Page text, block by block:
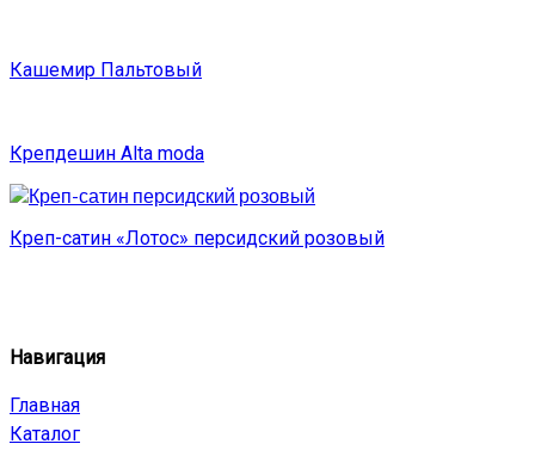
Кашемир Пальтовый
Крепдешин Alta moda
Креп-сатин «Лотос» персидский розовый
Навигация
Главная
Каталог